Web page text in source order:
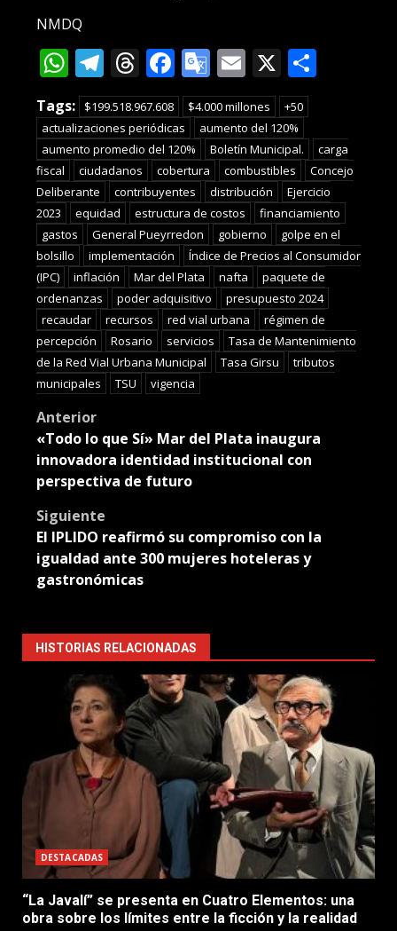
NMDQ
WhatsApp
Telegram
Threads
Facebook
Google
Translate
Email
X
Tags: $199.518.967.608 $4.000 millones
+50
actualizaciones periódicas
aumento del 120%
aumento promedio del 120%
Boletín Municipal.
carga
fiscal
ciudadanos cobertura combustibles
Concejo
Deliberante
contribuyentes distribución
Ejercicio
2023
equidad estructura de costos
financiamiento
gastos
General Pueyrredon gobierno
golpe en el
bolsillo
implementación
Índice de Precios al Consumidor
(IPC)
inflación Mar del Plata nafta
paquete de
ordenanzas
poder adquisitivo
presupuesto 2024
recaudar
recursos red vial urbana
régimen de
percepción
Rosario servicios
Tasa de Mantenimiento
de la Red Vial Urbana Municipal
Tasa Girsu
tributos
municipales
TSU vigencia
Post
navigation
Anterior
«Todo lo que Sí» Mar del Plata inaugura
innovadora identidad institucional con
perspectiva de futuro
Siguiente
El IPLIDO reafirmó su compromiso con la
igualdad ante 300 mujeres hoteleras y
gastronómicas
HISTORIAS RELACIONADAS
DESTACADAS
“La Javalí” se presenta en Cuatro Elementos: una
obra sobre los límites entre la ficción y la realidad